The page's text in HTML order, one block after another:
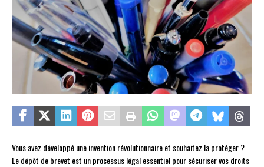
Vous avez développé une invention révolutionnaire et souhaitez la protéger ?
Le dépôt de brevet est un processus légal essentiel pour sécuriser vos droits